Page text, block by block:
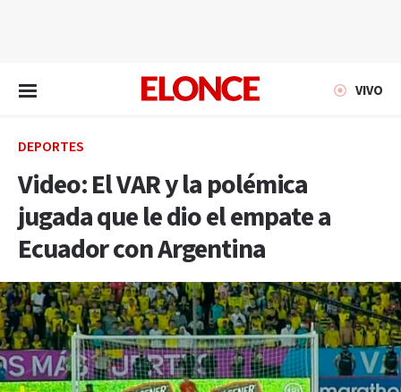
VIVO
DEPORTES
Video: El VAR y la polémica
jugada que le dio el empate a
Ecuador con Argentina